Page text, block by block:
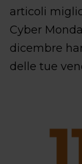
articoli
Cyber
dicembre
delle tue